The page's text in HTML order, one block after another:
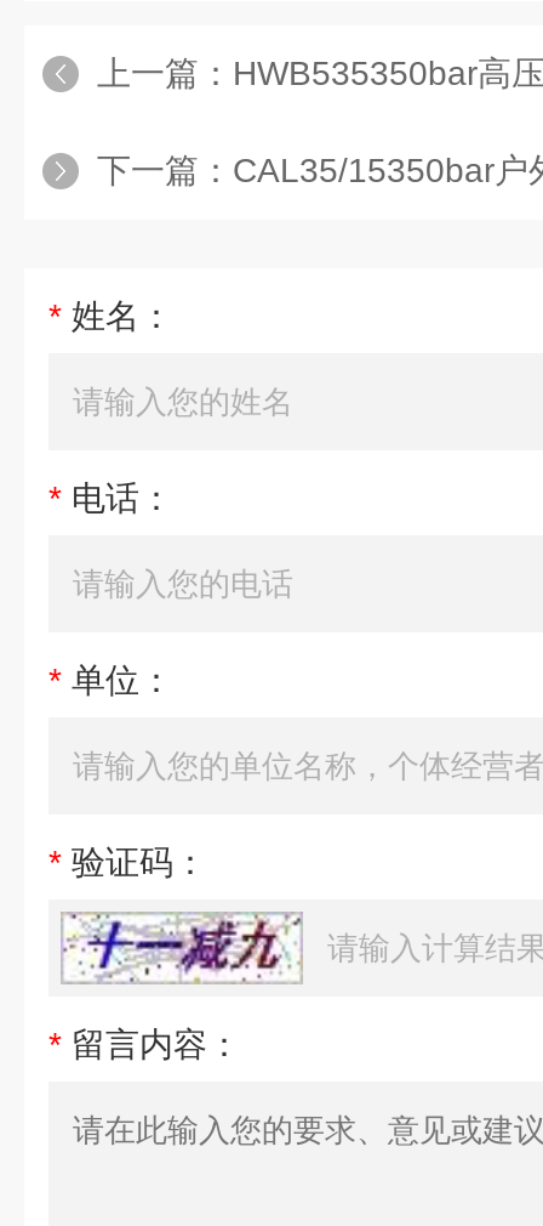
上一篇： HWB535350bar高
下一篇： CAL35/15350bar户
* 姓名：
* 电话：
* 单位：
* 验证码：
* 留言内容：